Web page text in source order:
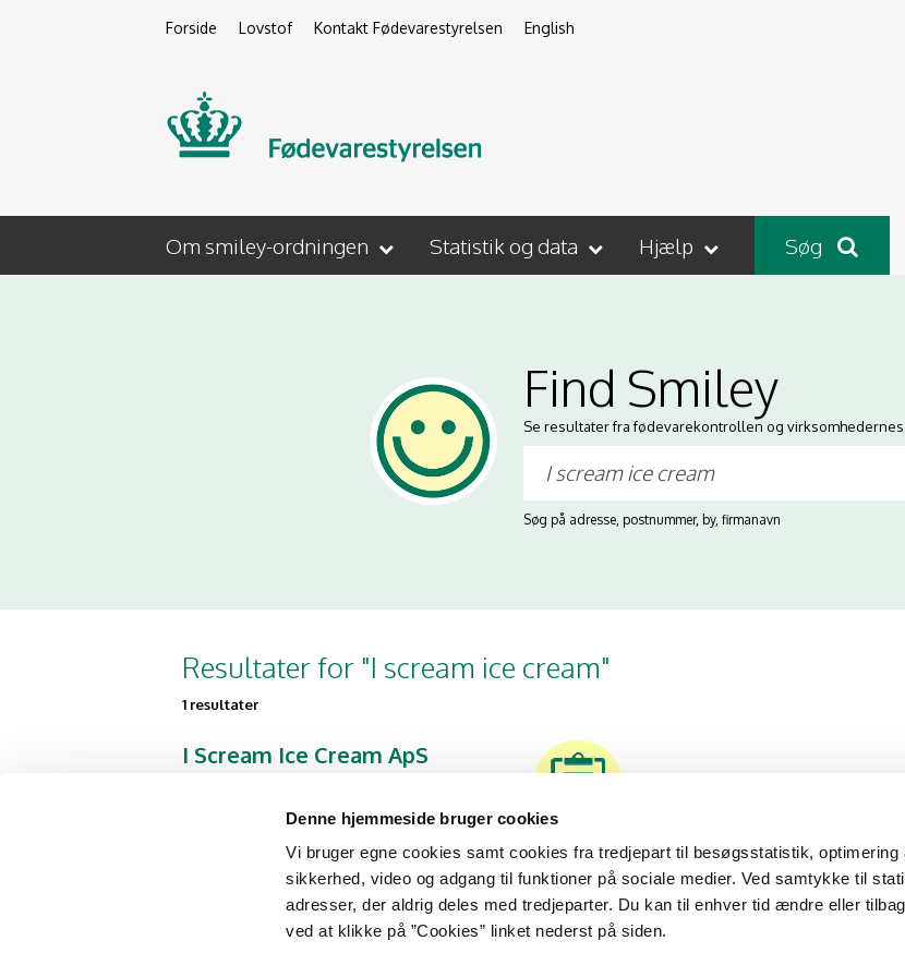
Denne hjemmeside bruger cookies
Vi bruger egne cookies samt cookies fra tredjepart til besøgsstatistik, optimering
sikkerhed, video og adgang til funktioner på sociale medier. Ved samtykke til
adresser, der aldrig deles med tredjeparter. Du kan til enhver tid ændre eller
ved at klikke på ”Cookies” linket nederst på siden.
Forside Lovstof Kontakt Fødevarestyrelsen English
Om smiley-ordningen Statistik og data Hjælp Søg
Find Smiley
Se resultater fra fødevarekontrollen og
Søg på adresse, postnummer, by, firmanavn
Resultater for "I scream ice cream"
1 resultater
I Scream Ice Cream ApS